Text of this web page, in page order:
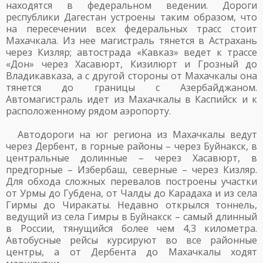
находятся в федеральном ведении. Дороги
республики Дагестан устроены таким образом, что
на пересечении всех федеральных трасс стоит
Махачкала. Из нее магистраль тянется в Астрахань
через Кизляр; автострада «Кавказ» ведет к трассе
«Дон» через Хасавюрт, Кизилюрт и Грозный до
Владикавказа, а с другой стороны от Махачкалы она
тянется до границы с Азербайджаном.
Автомагистраль идет из Махачкалы в Каспийск и к
расположенному рядом аэропорту.
Автодороги на юг региона из Махачкалы ведут
через Дербент, в горные районы – через Буйнакск, в
центральные долинные – через Хасавюрт, в
предгорные – Избербаш, северные – через Кизляр.
Для обхода сложных перевалов построены участки
от Урмы до Губдена, от Чалды до Карадаха и из села
Гирмы до Чиракаты. Недавно открылся тоннель,
ведущий из села Гимры в Буйнакск – самый длинный
в России, тянущийся более чем 4,3 километра.
Автобусные рейсы курсируют во все районные
центры, а от Дербента до Махачкалы ходят